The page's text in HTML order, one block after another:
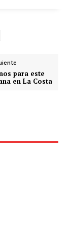
para este
en La Costa